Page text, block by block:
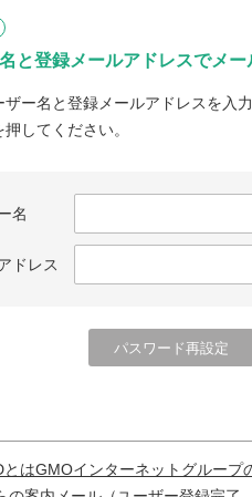
と登録メールアドレスでメー
ザー名と登録メールアドレスを入
してください。
名
ドレス
はGMOインターネットグループ